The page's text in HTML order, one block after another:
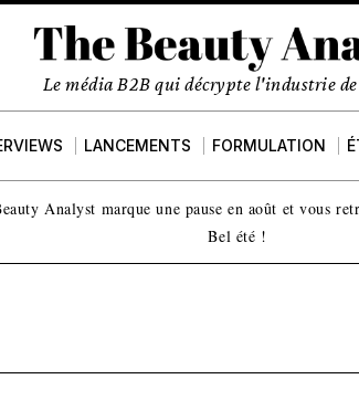
Le média B2B qui décrypte l'industrie
LANCEMENTS FORMULATION
Analyst marque une pause en août et vous
Bel été !